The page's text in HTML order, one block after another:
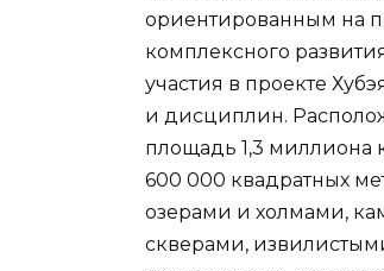
ориентированным на
комплексного
участия в проекте
и дисциплин.
площадь 1,3 миллиона
600 000 квадратных
озерами и холмами,
скверами,